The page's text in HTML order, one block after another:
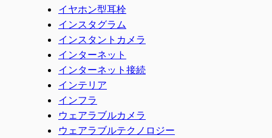
イヤホン型耳栓
インスタグラム
インスタントカメラ
インターネット
インターネット接続
インテリア
インフラ
ウェアラブルカメラ
ウェアラブルテクノロジー